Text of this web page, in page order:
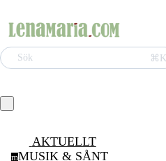
Sök ⌘K
AKTUELLT
mMUSIK & SÅNT